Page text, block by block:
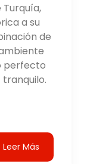
a su
de
perfecto
Leer Más